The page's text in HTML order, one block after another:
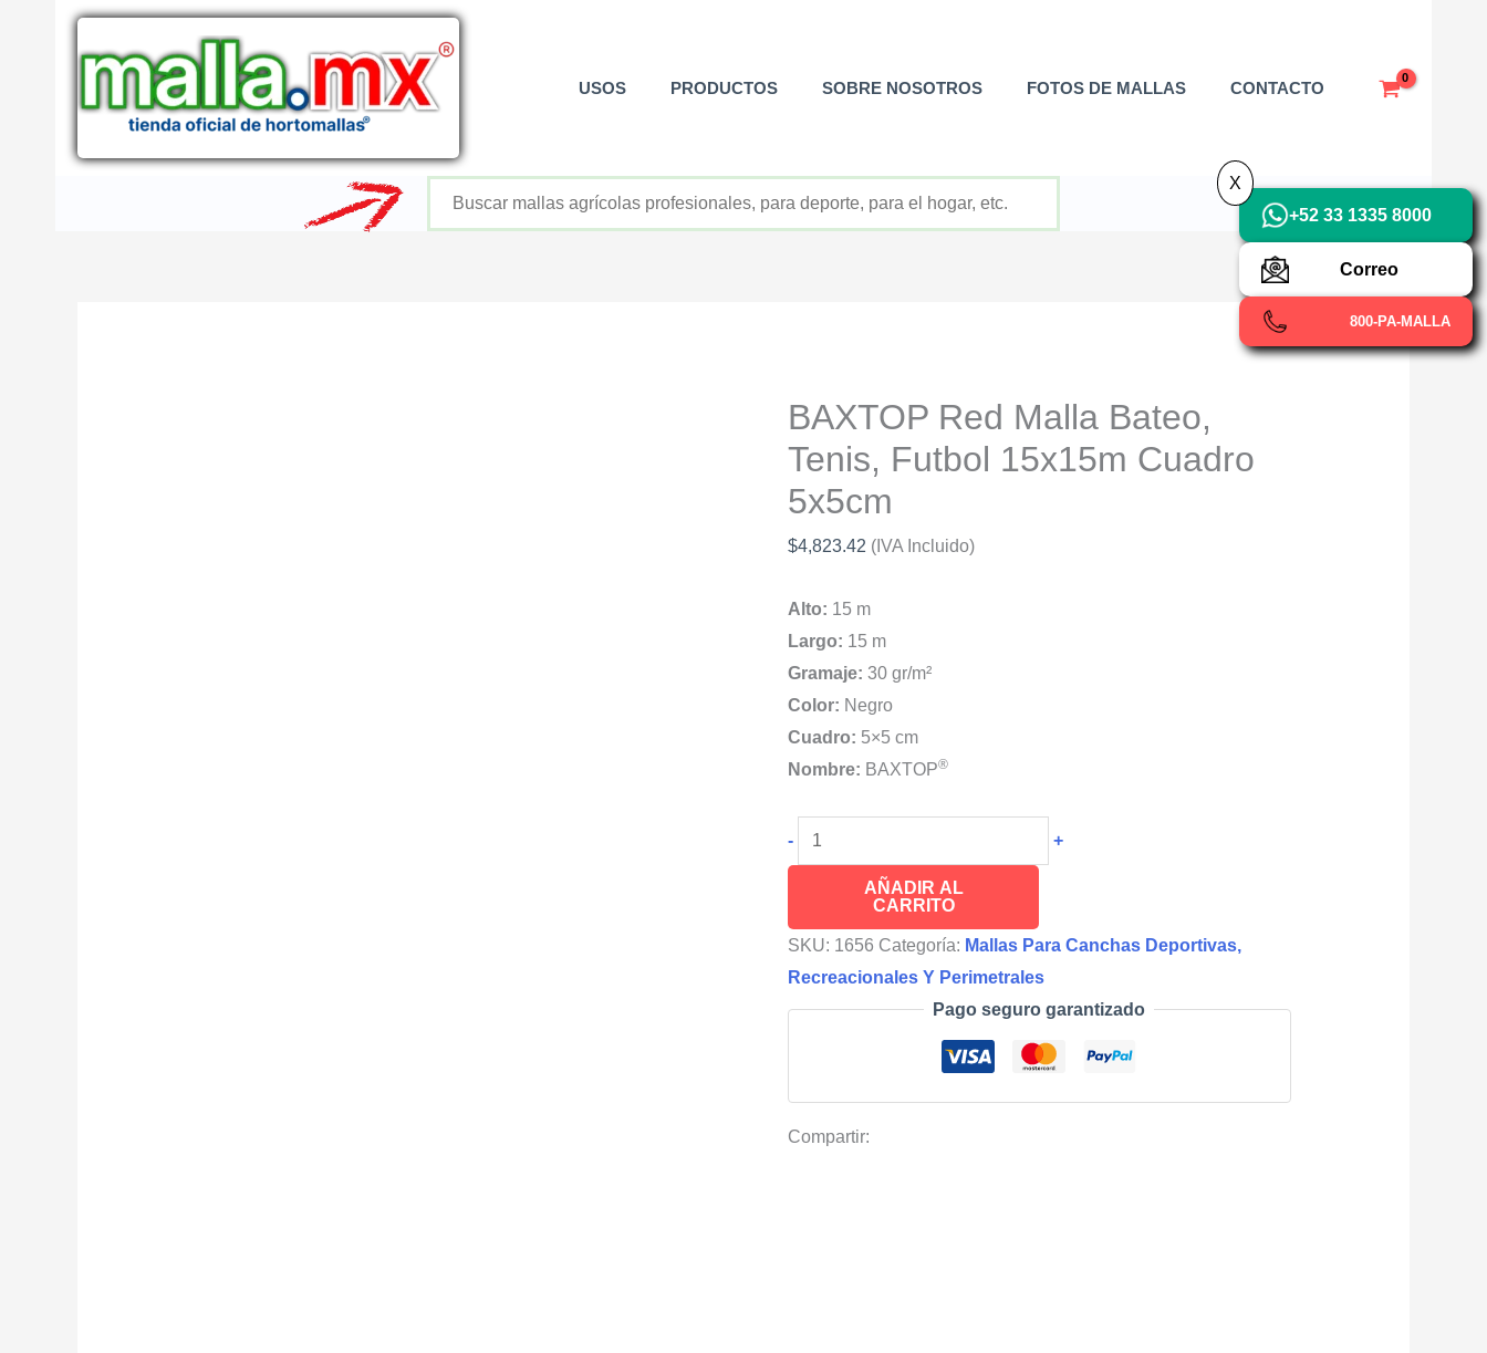
contenido
USOS PRODUCTOS SOBRE NOSOTROS FOTOS DE MALLAS CONTACTO
BAXTOP Red Malla Bateo,
Tenis, Futbol 15x15m Cuadro
5x5cm
$4,823.42 (IVA Incluido)
Alto: 15 m
Largo: 15 m
Gramaje: 30 gr/m²
Color: Negro
Cuadro: 5×5 cm
Nombre: BAXTOP®
-
BAXTOP
Red
Bateo,
+
AÑADIR AL
CARRITO
SKU: 1656 Categoría: Mallas Para Canchas Deportivas,
Recreacionales Y Perimetrales
Pago seguro garantizado
Compartir:
+52 33 1335 8000
Correo
800-PA-MALLA
X